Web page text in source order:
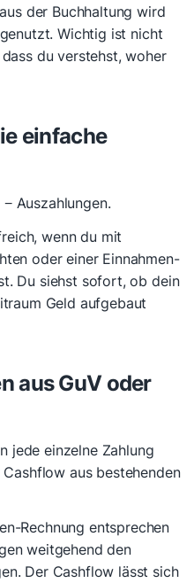
der Buchhaltung wird
Wichtig ist nicht
du verstehst, woher
einfache
Auszahlungen.
wenn du mit
oder einer Einnahmen-
Du siehst sofort, ob dein
Geld aufgebaut
aus GuV oder
jede einzelne Zahlung
aus bestehenden
Rechnung entsprechen
weitgehend den
Der Cashflow lässt sich